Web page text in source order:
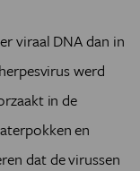
viraal DNA dan in
werd
in de
en
dat de virussen